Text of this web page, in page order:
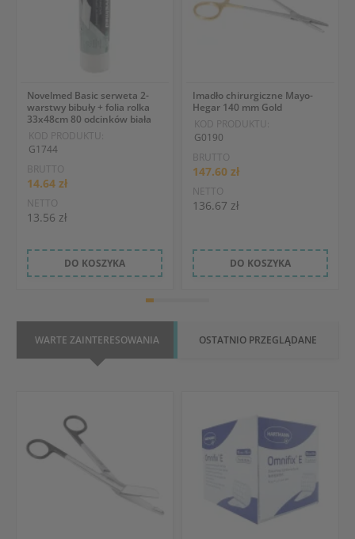
Novelmed Basic serweta 2-
warstwy bibuły + folia rolka
33x48cm 80 odcinków biała
KOD PRODUKTU:
G1744
BRUTTO
14.64 zł
NETTO
13.56 zł
DO KOSZYKA
Imadło chirurgiczne Mayo-
Hegar 140 mm Gold
KOD PRODUKTU:
G0190
BRUTTO
147.60 zł
NETTO
136.67 zł
DO KOSZYKA
WARTE ZAINTERESOWANIA OSTATNIO PRZEGLĄDANE